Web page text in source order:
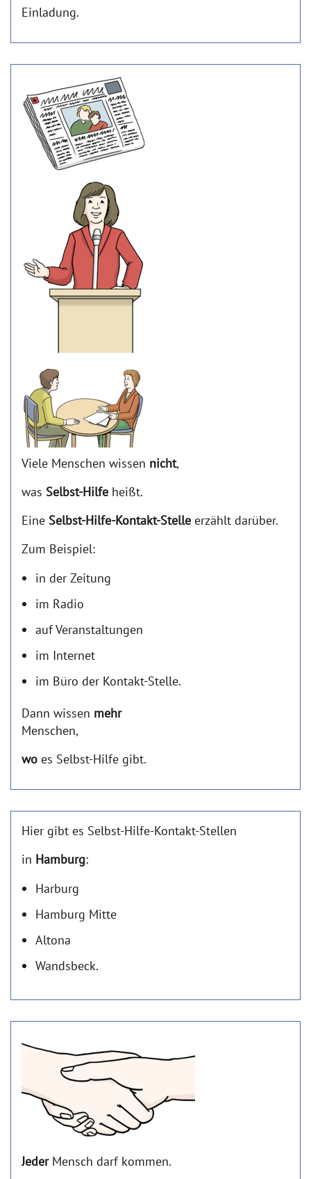
Einladung.
Viele Menschen wissen nicht,
was Selbst-Hilfe heißt.
Eine Selbst-Hilfe-Kontakt-Stelle erzählt darüber.
Zum Beispiel:
in der Zeitung
im Radio
auf Veranstaltungen
im Internet
im Büro der Kontakt-Stelle.
Dann wissen mehr
Menschen,
wo es Selbst-Hilfe gibt.
Hier gibt es Selbst-Hilfe-Kontakt-Stellen
in Hamburg:
Harburg
Hamburg Mitte
Altona
Wandsbeck.
JederMensch darf kommen.